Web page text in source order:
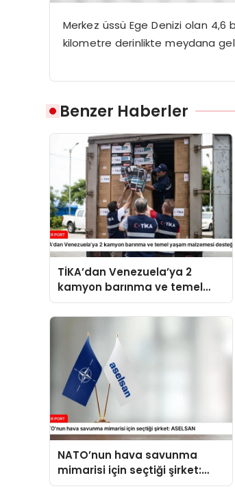
Merkez üssü Ege Denizi olan 4,6
kilometre derinlikte meydana
Benzer Haberler
TİKA’dan Venezuela’ya 2
kamyon barınma ve temel
yaşam malzemesi desteği
NATO’nun hava savunma
mimarisi için seçtiği şirket:
ASELSAN